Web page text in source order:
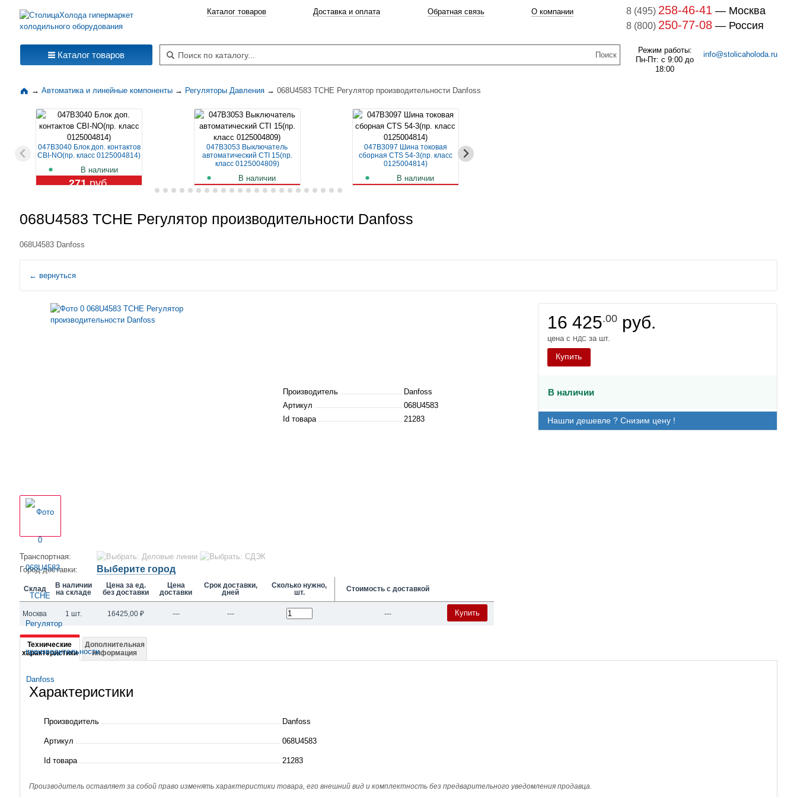
Каталог товаров Доставка и оплата Обратная связь О компании
Поиск по каталогу
8 (495) 258-46-41 — Москва
8 (800) 250-77-08 — Россия
Режим работы:
Пн-Пт: с 9:00 до
18:00
info@stolicaholoda.ru
Каталог товаров
→ Автоматика и линейные компоненты → Регуляторы Давления → 068U4583 TCHE Регулятор производительности Danfoss
047B3040 Блок доп. контактов
CBI-NO(пр. класс 0125004814)
В наличии
271руб.
047B3053 Выключатель
автоматический CTI 15(пр.
класс 0125004809)
В наличии
1 119 руб.
047B3097 Шина токовая
сборная CTS 54-3(пр. класс
0125004814)
В наличии
068U4583 TCHE Регулятор производительности Danfoss
068U4583 Danfoss
← вернуться
Производитель
Danfoss
Артикул
068U4583
Id товара
21283
16 425.00 руб.
цена с НДС за шт.
Купить
В наличии
Нашли дешевле ? Снизим цену !
Транспортная:
Город доставки:
Выберите город
Склад
В наличии
на складе
Цена за ед.
без доставки
Цена
доставки
Срок доставки,
дней
Сколько нужно,
шт.
Стоимость с доставкой
Москва 1 шт. 16425,00 ₽ --- --- --- Купить
Подробная
информация
068U4583
Регулятор
производительности
Danfoss
Технические
характеристики
Дополнительная
информация
Характеристики
Производитель Danfoss
Артикул 068U4583
Id товара 21283
Производитель оставляет за собой право изменять характеристики товара, его внешний вид и комплектность без предварительного уведомления продавца.